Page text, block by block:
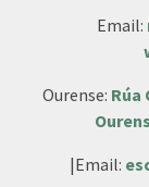
Email:
Ourense: Rúa
|Email: